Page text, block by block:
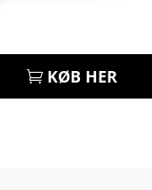
KØB HER